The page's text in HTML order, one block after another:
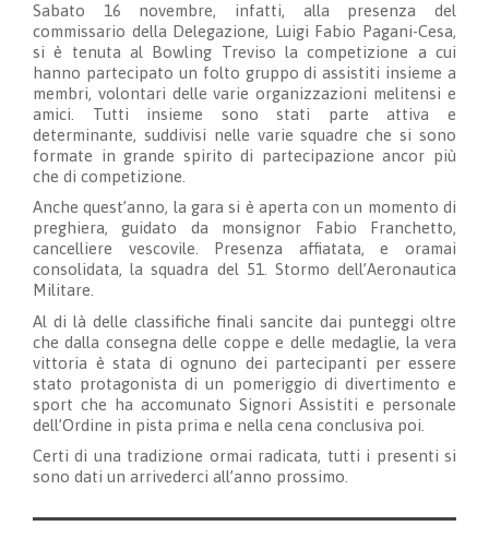
Sabato 16 novembre, infatti, alla presenza del
commissario della Delegazione, Luigi Fabio Pagani-Cesa,
si è tenuta al Bowling Treviso la competizione a cui
hanno partecipato un folto gruppo di assistiti insieme a
membri, volontari delle varie organizzazioni melitensi e
amici. Tutti insieme sono stati parte attiva e
determinante, suddivisi nelle varie squadre che si sono
formate in grande spirito di partecipazione ancor più
che di competizione.
Anche quest’anno, la gara si è aperta con un momento di
preghiera, guidato da monsignor Fabio Franchetto,
cancelliere vescovile. Presenza affiatata, e oramai
consolidata, la squadra del 51. Stormo dell’Aeronautica
Militare.
Al di là delle classifiche finali sancite dai punteggi oltre
che dalla consegna delle coppe e delle medaglie, la vera
vittoria è stata di ognuno dei partecipanti per essere
stato protagonista di un pomeriggio di divertimento e
sport che ha accomunato Signori Assistiti e personale
dell’Ordine in pista prima e nella cena conclusiva poi.
Certi di una tradizione ormai radicata, tutti i presenti si
sono dati un arrivederci all’anno prossimo.